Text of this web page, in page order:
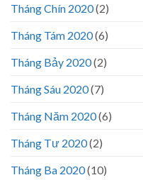
Tháng Chín 2020(2)
Tháng Tám 2020(6)
Tháng Bảy 2020(2)
Tháng Sáu 2020(7)
Tháng Năm 2020(6)
Tháng Tư 2020(2)
Tháng Ba 2020(10)